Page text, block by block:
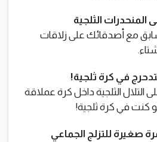
مع أصدقائك على زلاقات
التلال الثلجية داخل كرة عملاقة
لو كنت في كرة ثلجية!